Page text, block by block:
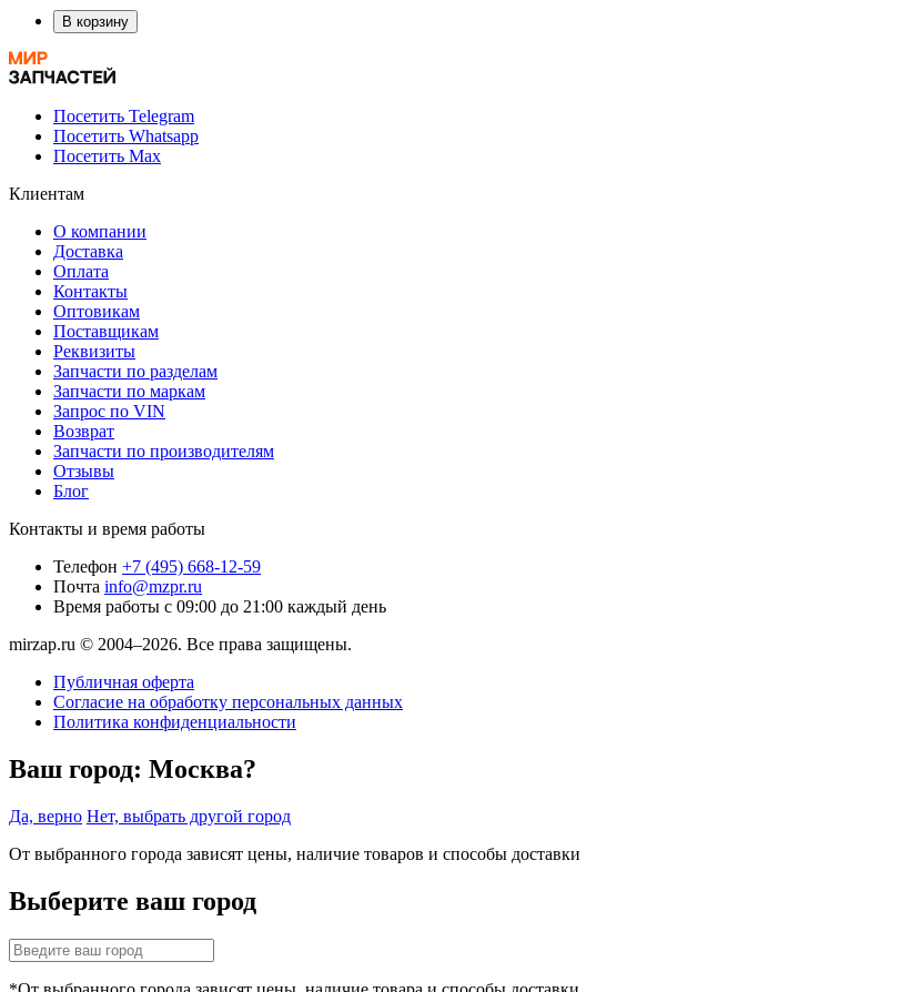
В корзину
Посетить Telegram
Посетить Whatsapp
Посетить Max
Клиентам
О компании
Доставка
Оплата
Контакты
Оптовикам
Поставщикам
Реквизиты
Запчасти по разделам
Запчасти по маркам
Запрос по VIN
Возврат
Запчасти по производителям
Отзывы
Блог
Контакты и время работы
Телефон +7 (495) 668-12-59
Почта info@mzpr.ru
Время работы с 09:00 до 21:00 каждый день
mirzap.ru © 2004–2026. Все права защищены.
Публичная оферта
Согласие на обработку персональных данных
Политика конфиденциальности
Ваш город: Москва?
Да, верно Нет, выбрать другой город
От выбранного города зависят цены, наличие товаров и способы доставки
Выберите ваш город